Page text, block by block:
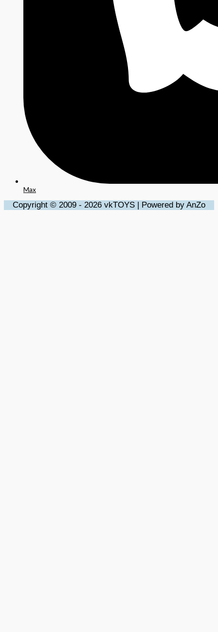
Max
Copyright © 2009 - 2026 vkTOYS | Powered by AnZo